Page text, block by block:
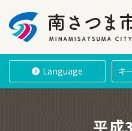
南さつま市
Language
平成